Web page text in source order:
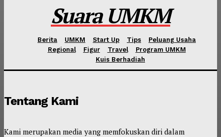
Suara UMKM
Berita UMKM Start Up Tips
Peluang Usaha
Regional
Figur Travel
Program UMKM
Kuis Berhadiah
Tentang Kami
Kami merupakan media yang memfokuskan diri dalam